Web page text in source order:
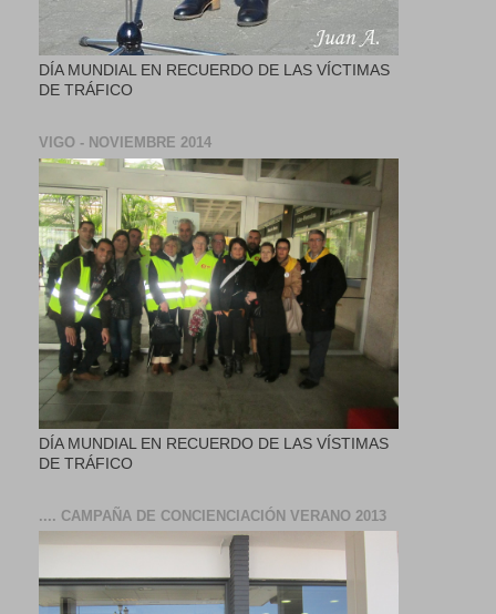
DÍA MUNDIAL EN RECUERDO DE LAS VÍCTIMAS
DE TRÁFICO
VIGO - NOVIEMBRE 2014
DÍA MUNDIAL EN RECUERDO DE LAS VÍSTIMAS
DE TRÁFICO
.... CAMPAÑA DE CONCIENCIACIÓN VERANO 2013